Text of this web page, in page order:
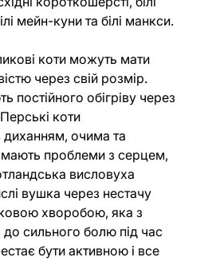
мейн-куни та білі манкси.
коти можуть мати
через свій розмір.
постійного обігріву через
коти
очима та
проблеми з серцем,
висловуха
вушка через нестачу
хворобою, яка з
сильного болю під час
бути активною і все